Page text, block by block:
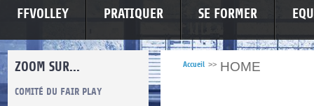
FFVOLLEY PRATIQUER SE FORMER
ZOOM SUR...
COMITÉ DU FAIR PLAY LUTTE CONTRE LES VIOLENCES
Accueil >> HOME